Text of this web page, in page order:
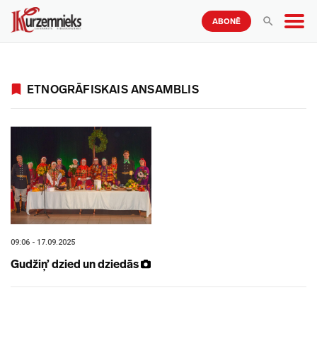
ABONĒ
ETNOGRĀFISKAIS ANSAMBLIS
09:06 - 17.09.2025
Gudžiņ’ dzied un dziedās